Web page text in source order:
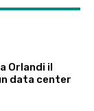
Orlandi il
data center